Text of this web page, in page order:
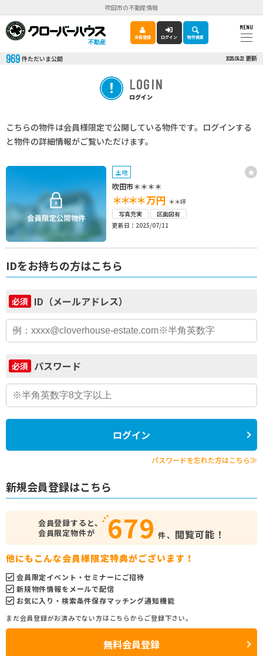
吹田市の不動産情報
不動産
会員登録 ログイン 物件検索
MENU
969 件ただいま公開 2025.09.22 更新
LOGIN
ログイン
こちらの物件は会員様限定で公開している物件です。ログインする
と物件の詳細情報がご覧いただけます。
土地
吹田市＊＊＊＊
＊＊＊＊万円 ＊＊坪
写真充実
区画図有
更新日：2025/07/11
IDをお持ちの方はこちら
必須 ID（メールアドレス）
必須 パスワード
ログイン
パスワードを忘れた方はこちら≫
新規会員登録はこちら
会員登録すると、
会員限定物件が
679 件、 閲覧可能！
他にもこんな会員様限定特典がございます！
会員限定イベント・セミナーにご招待
新規物件情報をメールで配信
お気に入り・検索条件保存マッチング通知機能
まだ会員登録がお済みでない方はこちらからご登録下さい。
無料会員登録